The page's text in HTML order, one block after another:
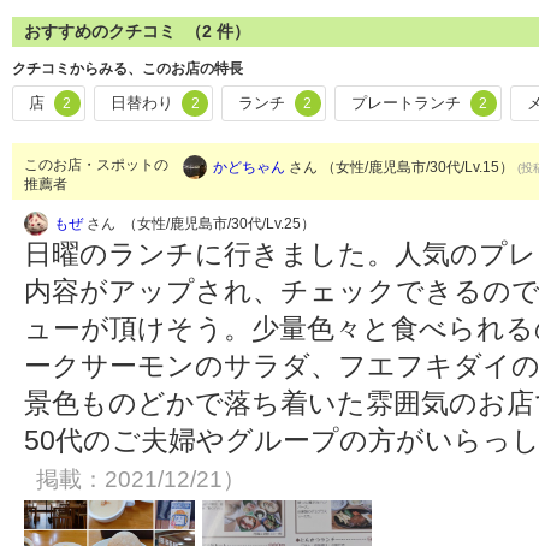
おすすめのクチコミ （2 件）
クチコミからみる、このお店の特長
店 2 日替わり 2 ランチ 2 プレートランチ 2
このお店・スポットの
推薦者
かどちゃん さん （女性/鹿児島市/30代/Lv.15） (投
もぜさん （女性/鹿児島市/30代/Lv.25）
日曜のランチに行きました。人気のプ
内容がアップされ、チェックできるの
ューが頂けそう。少量色々と食べられ
ークサーモンのサラダ、フエフキダイ
景色ものどかで落ち着いた雰囲気のお
50代のご夫婦やグループの方がいらっ
掲載：2021/12/21）